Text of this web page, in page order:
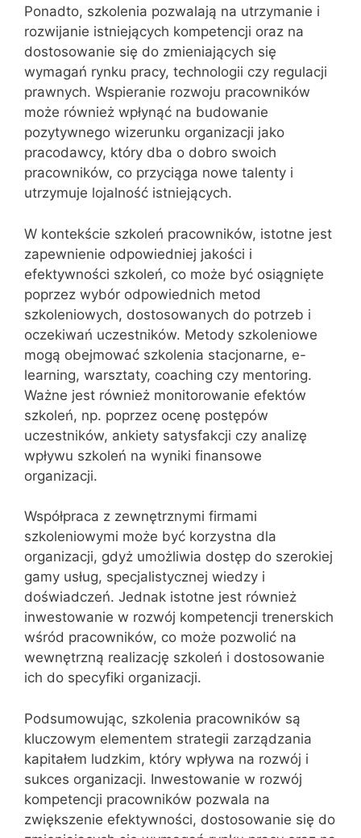
Ponadto, szkolenia pozwalają na utrzymanie i
rozwijanie istniejących kompetencji oraz na
dostosowanie się do zmieniających się
wymagań rynku pracy, technologii czy regulacji
prawnych. Wspieranie rozwoju pracowników
może również wpłynąć na budowanie
pozytywnego wizerunku organizacji jako
pracodawcy, który dba o dobro swoich
pracowników, co przyciąga nowe talenty i
utrzymuje lojalność istniejących.
W kontekście szkoleń pracowników, istotne jest
zapewnienie odpowiedniej jakości i
efektywności szkoleń, co może być osiągnięte
poprzez wybór odpowiednich metod
szkoleniowych, dostosowanych do potrzeb i
oczekiwań uczestników. Metody szkoleniowe
mogą obejmować szkolenia stacjonarne, e-
learning, warsztaty, coaching czy mentoring.
Ważne jest również monitorowanie efektów
szkoleń, np. poprzez ocenę postępów
uczestników, ankiety satysfakcji czy analizę
wpływu szkoleń na wyniki finansowe
organizacji.
Współpraca z zewnętrznymi firmami
szkoleniowymi może być korzystna dla
organizacji, gdyż umożliwia dostęp do szerokiej
gamy usług, specjalistycznej wiedzy i
doświadczeń. Jednak istotne jest również
inwestowanie w rozwój kompetencji trenerskich
wśród pracowników, co może pozwolić na
wewnętrzną realizację szkoleń i dostosowanie
ich do specyfiki organizacji.
Podsumowując, szkolenia pracowników są
kluczowym elementem strategii zarządzania
kapitałem ludzkim, który wpływa na rozwój i
sukces organizacji. Inwestowanie w rozwój
kompetencji pracowników pozwala na
zwiększenie efektywności, dostosowanie się do